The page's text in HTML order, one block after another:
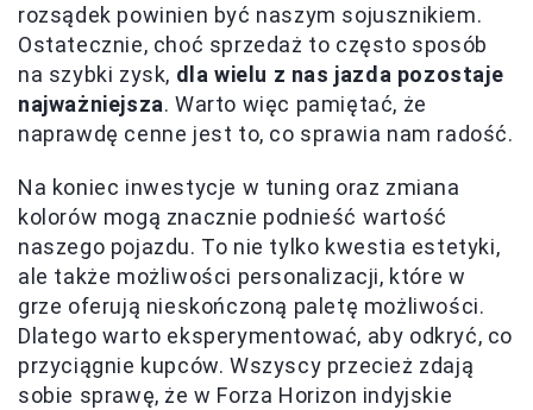
rozsądek powinien być naszym sojusznikiem.
Ostatecznie, choć sprzedaż to często sposób
na szybki zysk, dla wielu z nas jazda pozostaje
najważniejsza. Warto więc pamiętać, że
naprawdę cenne jest to, co sprawia nam radość.
Na koniec inwestycje w tuning oraz zmiana
kolorów mogą znacznie podnieść wartość
naszego pojazdu. To nie tylko kwestia estetyki,
ale także możliwości personalizacji, które w
grze oferują nieskończoną paletę możliwości.
Dlatego warto eksperymentować, aby odkryć, co
przyciągnie kupców. Wszyscy przecież zdają
sobie sprawę, że w Forza Horizon indyjskie